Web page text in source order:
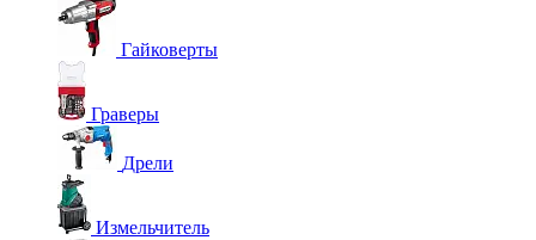
Гайковерты
Граверы
Дрели
Измельчитель